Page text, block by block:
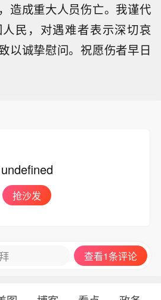
造成重大人员伤亡。我谨代
民，对遇难者表示深切哀
以诚挚慰问。祝愿伤者早日
undefined
抢沙发
查看1条评论